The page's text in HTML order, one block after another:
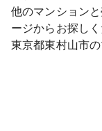
他のマンション
ージからお探しく
東京都東村山市